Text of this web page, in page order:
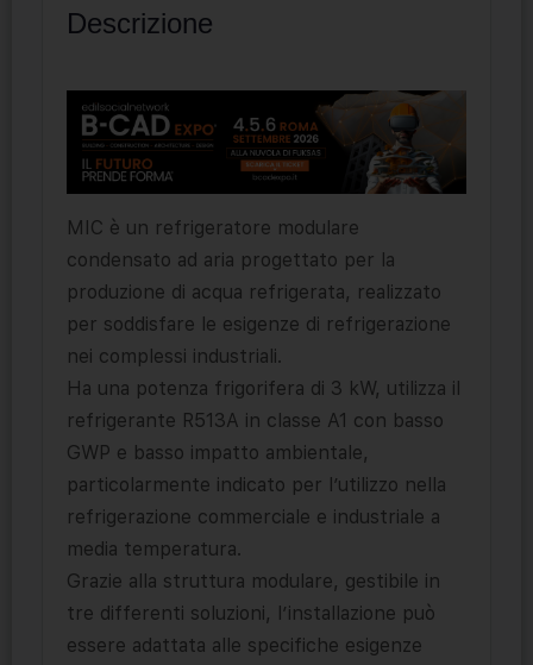
Descrizione
MIC è un refrigeratore modulare
condensato ad aria progettato per la
produzione di acqua refrigerata, realizzato
per soddisfare le esigenze di refrigerazione
nei complessi industriali.
Ha una potenza frigorifera di 3 kW, utilizza il
refrigerante R513A in classe A1 con basso
GWP e basso impatto ambientale,
particolarmente indicato per l’utilizzo nella
refrigerazione commerciale e industriale a
media temperatura.
Grazie alla struttura modulare, gestibile in
tre differenti soluzioni, l’installazione può
essere adattata alle specifiche esigenze